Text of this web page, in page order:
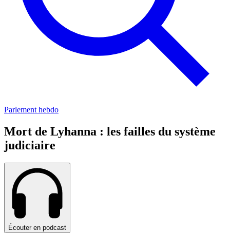
Parlement hebdo
Mort de Lyhanna : les failles du système
judiciaire
Écouter en podcast